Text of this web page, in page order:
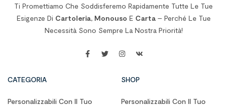
Ti Promettiamo Che Soddisferemo Rapidamente Tutte Le Tue
Esigenze Di Cartoleria, Monouso E Carta– Perché Le Tue
Necessità Sono Sempre La Nostra Priorità!
CATEGORIA
Personalizzabili Con Il Tuo
SHOP
Personalizzabili Con Il Tuo